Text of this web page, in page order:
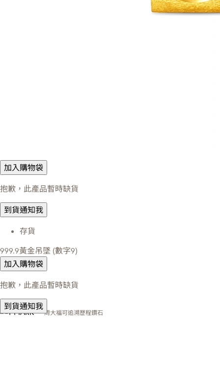
加入購物袋
抱歉，此產品暫時缺貨
到貨通知我
存貨
999.9黃金吊墜 (數字9)
加入購物袋
抱歉，此產品暫時缺貨
到貨通知我
周大福可追溯歷程鑽石